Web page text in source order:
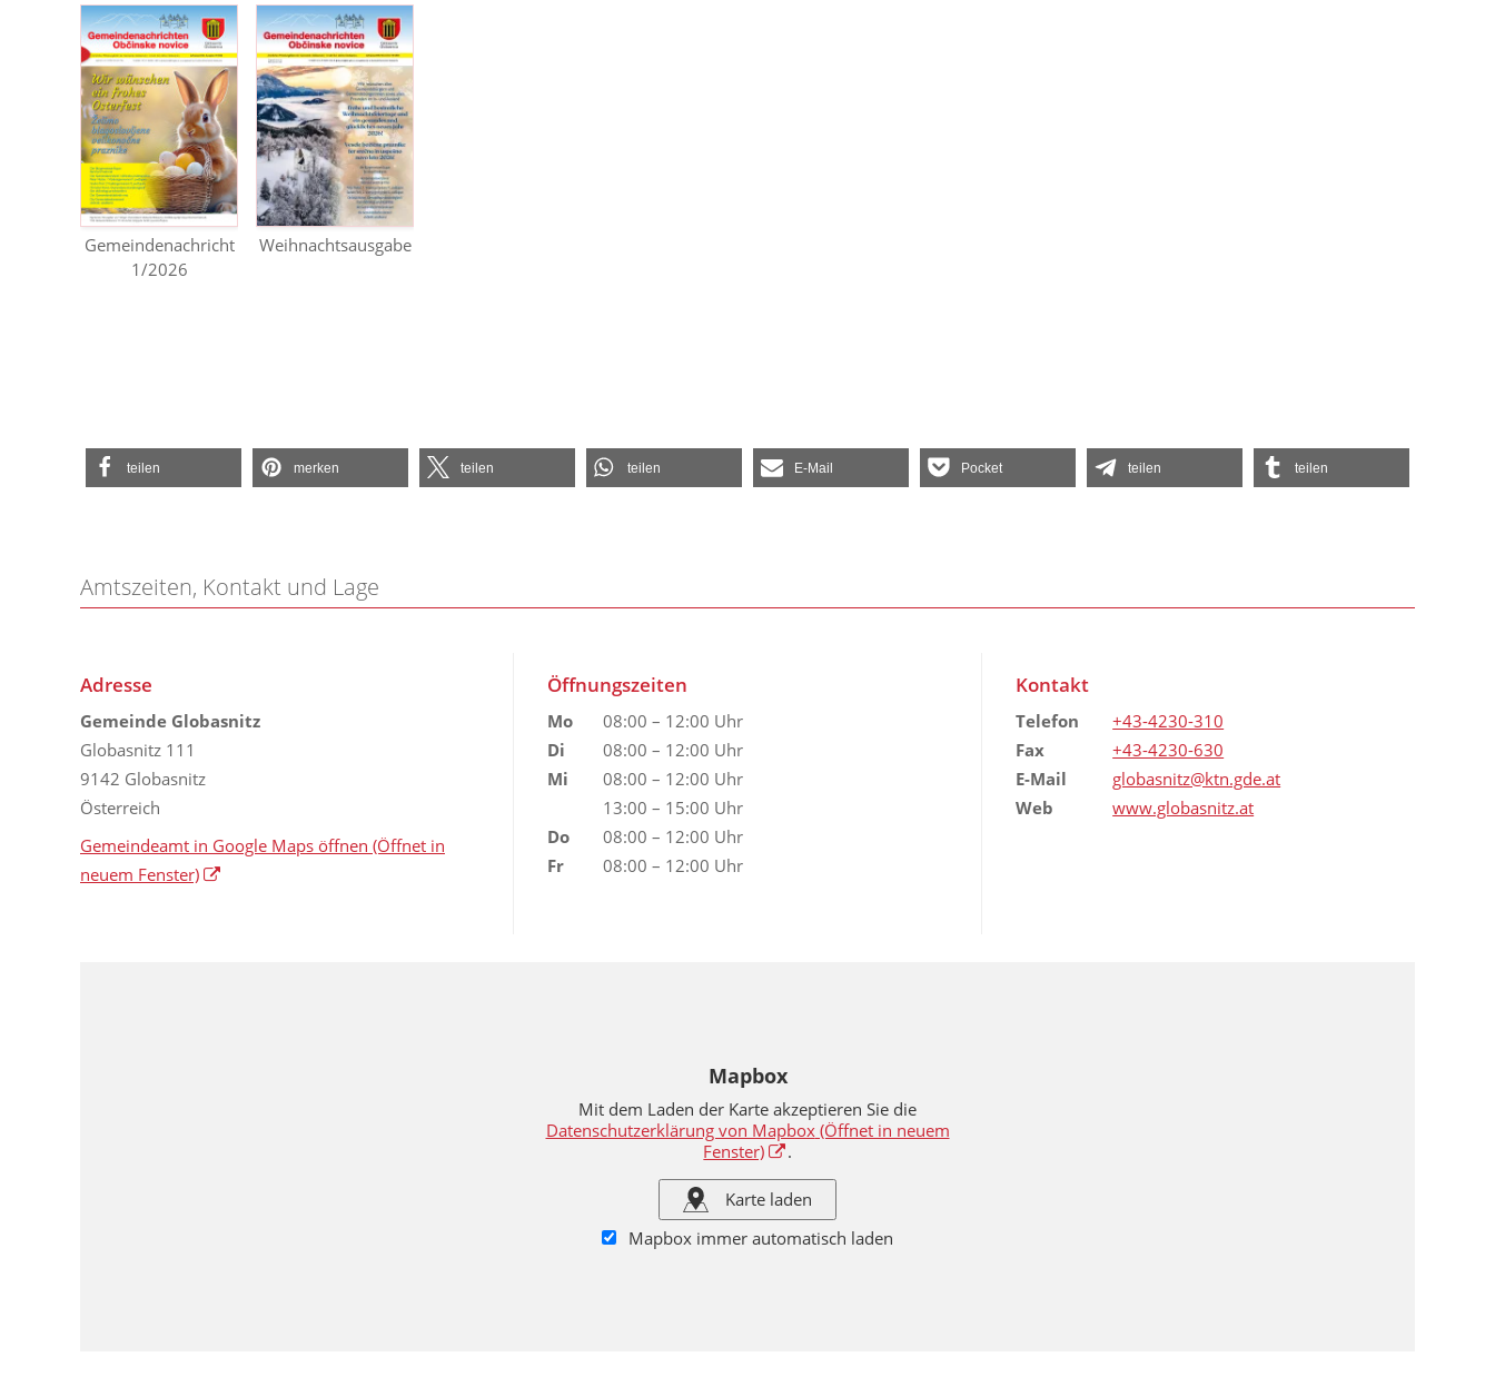
Gemeindenachricht
1/2026
Weihnachtsausgabe
teilen merken teilen teilen E-Mail Pocket teilen teilen
Amtszeiten, Kontakt und Lage
Adresse
Gemeinde Globasnitz
Globasnitz 111
9142 Globasnitz
Österreich
Gemeindeamt in Google Maps öffnen (Öffnet in
neuem Fenster)
Öffnungszeiten
Mo
08:00 – 12:00 Uhr
Di
08:00 – 12:00 Uhr
Mi
08:00 – 12:00 Uhr
13:00 – 15:00 Uhr
Do
08:00 – 12:00 Uhr
Fr
08:00 – 12:00 Uhr
Kontakt
Telefon
+43-4230-310
Fax
+43-4230-630
E-Mail
globasnitz@ktn.gde.at
Web
www.globasnitz.at
Mapbox
Mit dem Laden der Karte akzeptieren Sie die
Datenschutzerklärung von Mapbox(Öffnet in neuem
Fenster)
.
Karte laden
Mapbox immer automatisch laden